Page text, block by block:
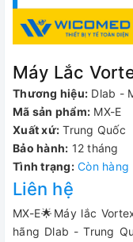
Máy Lắc
Thương hiệu: Dlab -
Mã sản phẩm: MX-E
Xuất xứ: Trung Quốc
Bảo hành: 12 tháng
Tình trạng: Còn hàng
Liên hệ
MX-E🌟Máy lắc
hãng Dlab - Trung